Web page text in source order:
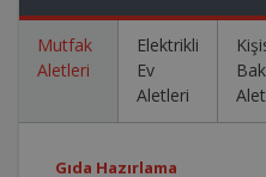
Mutfak
Aletleri
Elektrikli
Ev
Aletleri
Gıda Hazırlama